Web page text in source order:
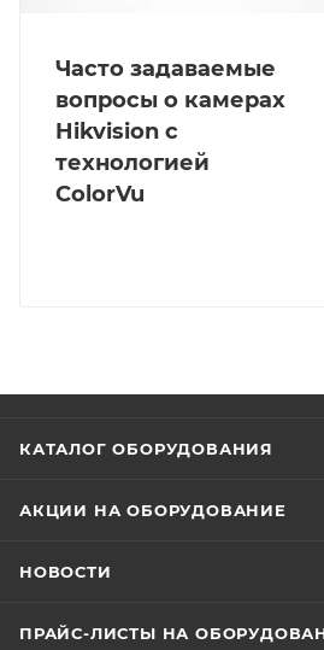
Часто задаваемые
вопросы о камерах
Hikvision с
технологией
ColorVu
КАТАЛОГ ОБОРУДОВАНИЯ
АКЦИИ НА ОБОРУДОВАНИЕ
НОВОСТИ
ПРАЙС-ЛИСТЫ НА